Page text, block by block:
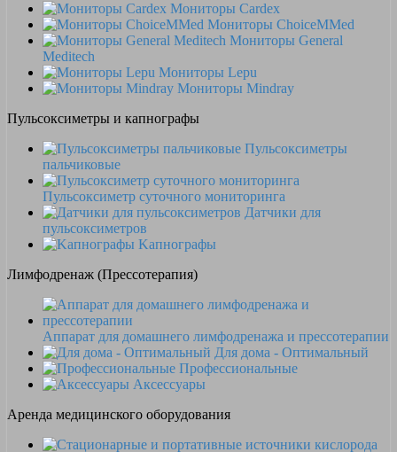
Мониторы Cardex
Мониторы ChoiceMMed
Мониторы General
Meditech
Мониторы Lepu
Мониторы Mindray
Пульсоксиметры и капнографы
Пульсоксиметры
пальчиковые
Пульсоксиметр суточного мониторинга
Датчики для
пульсоксиметров
Kапнографы
Лимфодренаж (Прессотерапия)
Аппарат для домашнего лимфодренажа и прессотерапии
Для дома - Оптимальный
Профессиональные
Аксессуары
Аренда медицинского оборудования